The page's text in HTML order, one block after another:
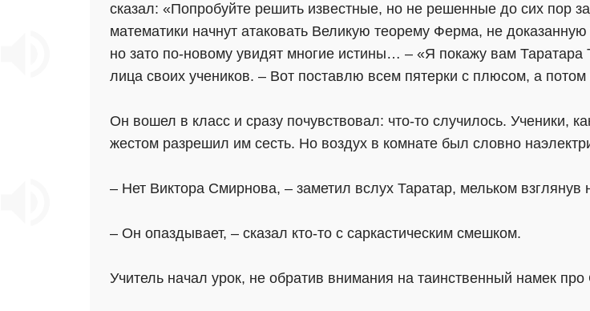
сказал: «Попробуйте решить известные, но не решенные до сих пор
математики начнут атаковать Великую теорему Ферма, не
но зато по-новому увидят многие истины… – «Я покажу вам
лица своих учеников. – Вот поставлю всем пятерки с плюсом, а
Он вошел в класс и сразу почувствовал: что-то случилось. Ученики,
жестом разрешил им сесть. Но воздух в комнате был словно
– Нет Виктора Смирнова, – заметил вслух Таратар, мельком взглянув
– Он опаздывает, – сказал кто-то с саркастическим смешком.
Учитель начал урок, не обратив внимания на таинственный намек